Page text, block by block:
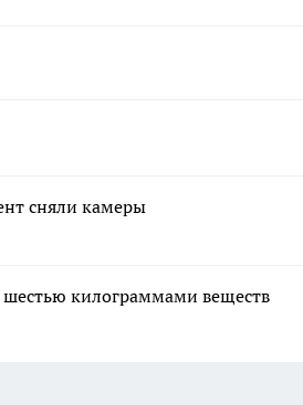
сняли камеры
шестью килограммами веществ